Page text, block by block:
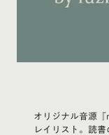
オリジナル音源
レイリスト。読